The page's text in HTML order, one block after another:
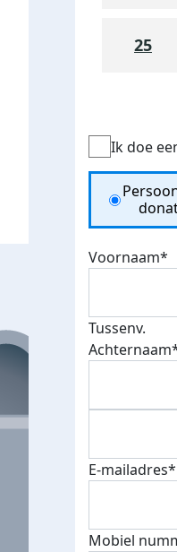
25
Ik doe
Voornaam*
Tussenv.
E-mailadres*
Mobiel